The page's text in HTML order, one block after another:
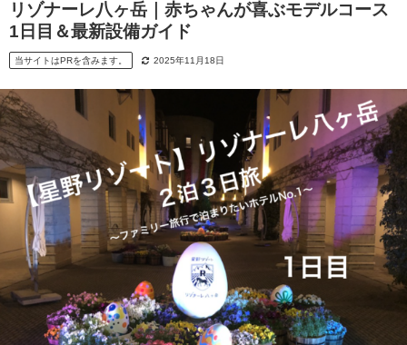
リゾナーレ八ヶ岳｜赤ちゃんが喜ぶモデルコース
1日目＆最新設備ガイド
当サイトはPRを含みます。 2025年11月18日